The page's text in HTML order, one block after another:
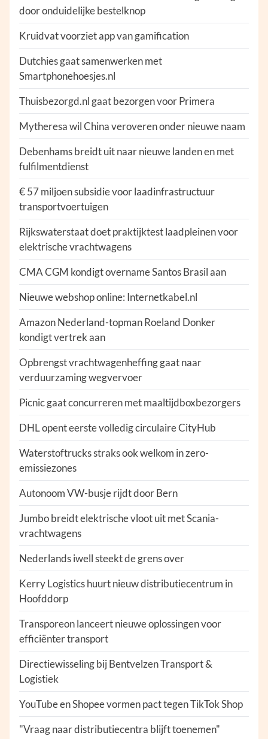
door onduidelijke bestelknop
Kruidvat voorziet app van gamification
Dutchies gaat samenwerken met
Smartphonehoesjes.nl
Thuisbezorgd.nl gaat bezorgen voor Primera
Mytheresa wil China veroveren onder nieuwe naam
Debenhams breidt uit naar nieuwe landen en met
fulfilmentdienst
€ 57 miljoen subsidie voor laadinfrastructuur
transportvoertuigen
Rijkswaterstaat doet praktijktest laadpleinen voor
elektrische vrachtwagens
CMA CGM kondigt overname Santos Brasil aan
Nieuwe webshop online: Internetkabel.nl
Amazon Nederland-topman Roeland Donker
kondigt vertrek aan
Opbrengst vrachtwagenheffing gaat naar
verduurzaming wegvervoer
Picnic gaat concurreren met maaltijdboxbezorgers
DHL opent eerste volledig circulaire CityHub
Waterstoftrucks straks ook welkom in zero-
emissiezones
Autonoom VW-busje rijdt door Bern
Jumbo breidt elektrische vloot uit met Scania-
vrachtwagens
Nederlands iwell steekt de grens over
Kerry Logistics huurt nieuw distributiecentrum in
Hoofddorp
Transporeon lanceert nieuwe oplossingen voor
efficiënter transport
Directiewisseling bij Bentvelzen Transport &
Logistiek
YouTube en Shopee vormen pact tegen TikTok Shop
"Vraag naar distributiecentra blijft toenemen"